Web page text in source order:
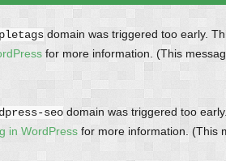
domain was triggered too early.
for more information. (This
seo domain was triggered too
in WordPress for more information. (This